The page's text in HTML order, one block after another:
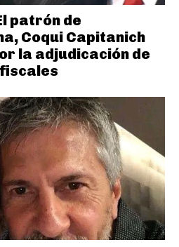
patrón de
Coqui Capitanich
la adjudicación de